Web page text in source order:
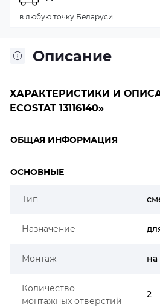
Описание
ХАРАКТЕРИСТИКИ И
ECOSTAT 13116140»
ОБЩАЯ ИНФОРМАЦИЯ
ОСНОВНЫЕ
Тип
Назначение
Монтаж на
Количество
монтажных отверстий
2
в любую точку Беларуси